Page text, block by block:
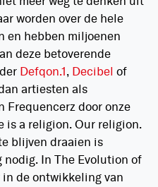
worden over de hele
en hebben miljoenen
deze betoverende
Defqon.1, Decibel of
artiesten als
Frequencerz door onze
is a religion. Our religion.
blijven draaien is
In The Evolution of
de ontwikkeling van